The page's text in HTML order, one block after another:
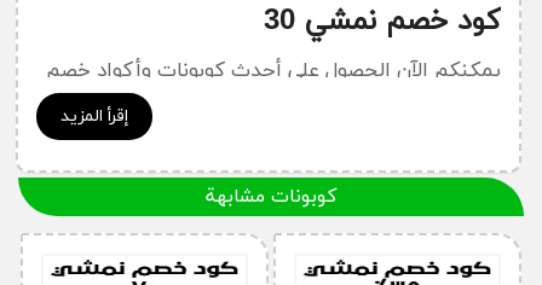
إقرأ المزيد
كود خصم نمشي 30
يمكنكم الآن الحصول على أحدث كوبونات وأكواد خصم
أسئلة قد تدور في ذهنك حول موقع
كيف أحصل على كود خصم نمشي؟
كوبونات مشابهة